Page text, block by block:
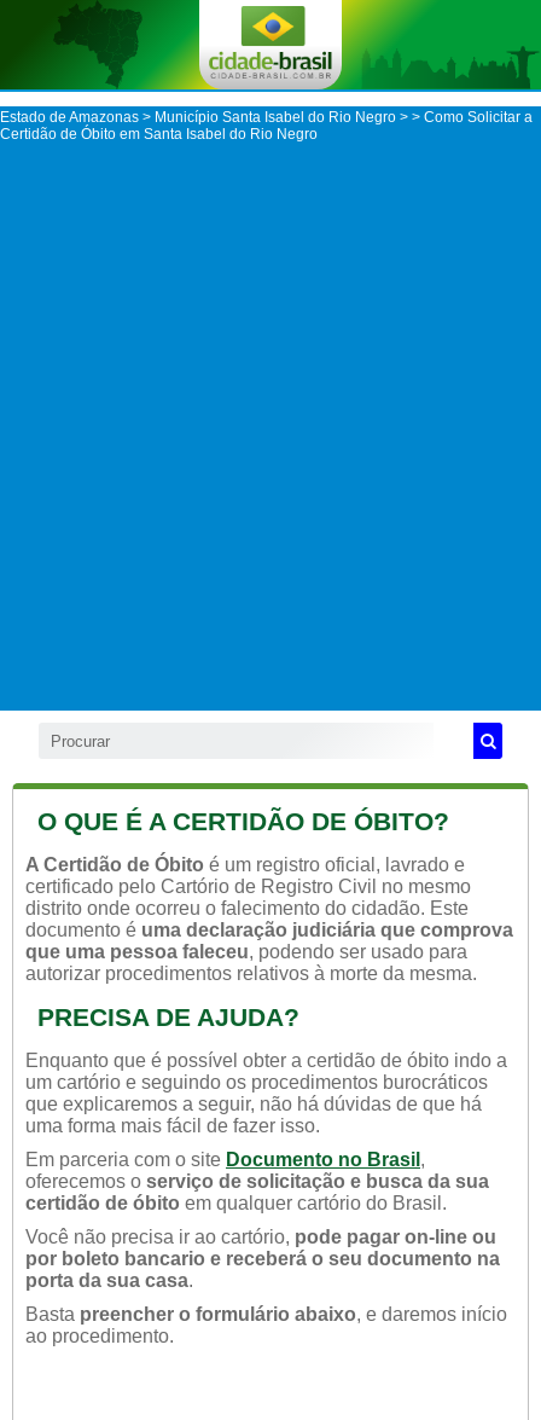
Estado de Amazonas > Município Santa Isabel do Rio Negro > > Como Solicitar a
Certidão de Óbito em Santa Isabel do Rio Negro
O QUE É A CERTIDÃO DE ÓBITO?
A Certidão de Óbito é um registro oficial, lavrado e
certificado pelo Cartório de Registro Civil no mesmo
distrito onde ocorreu o falecimento do cidadão. Este
documento é uma declaração judiciária que comprova
que uma pessoa faleceu, podendo ser usado para
autorizar procedimentos relativos à morte da mesma.
PRECISA DE AJUDA?
Enquanto que é possível obter a certidão de óbito indo a
um cartório e seguindo os procedimentos burocráticos
que explicaremos a seguir, não há dúvidas de que há
uma forma mais fácil de fazer isso.
Em parceria com o site Documento no Brasil ,
oferecemos o serviço de solicitação e busca da sua
certidão de óbito em qualquer cartório do Brasil.
Você não precisa ir ao cartório, pode pagar on-line ou
por boleto bancario e receberá o seu documento na
porta da sua casa.
Basta preencher o formulário abaixo, e daremos início
ao procedimento.